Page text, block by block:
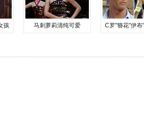
孩 马刺萝莉清纯可爱 C罗"簪花"伊布